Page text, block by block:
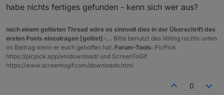
habe nichts fertiges gefunden - kenn sich wer aus?
nach einem gelösten Thread wäre es sinnvoll dies in der Überschrift des
ersten Posts einzutragen [gelöst]-... Bitte benutzt das Voting rechts unten
im Beitrag wenn er euch geholfen hat. Forum-Tools: PicPick
https://picpick.app/en/download/ und ScreenToGif
https://www.screentogif.com/downloads.html
0